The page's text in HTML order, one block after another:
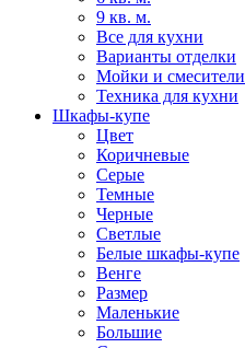
9 кв. м.
Все для кухни
Варианты отделки
Мойки и смесители
Техника для кухни
Шкафы-купе
Цвет
Коричневые
Серые
Темные
Черные
Светлые
Белые шкафы-купе
Венге
Размер
Маленькие
Большие